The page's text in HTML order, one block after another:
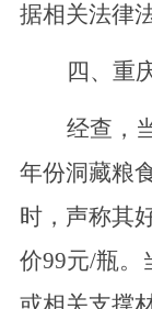
安全
据相关法律
四、 重
经查，
年份洞藏粮
时，声称其
价99元/瓶。